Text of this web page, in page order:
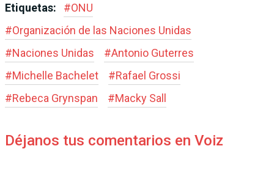
Etiquetas: #ONU
#Organización de las Naciones Unidas
#Naciones Unidas #Antonio Guterres
#Michelle Bachelet #Rafael Grossi
#Rebeca Grynspan #Macky Sall
Déjanos tus comentarios en Voiz